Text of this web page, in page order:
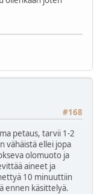
#168
petaus, tarvii 1-2
vähäistä ellei jopa
olomuoto ja
aineet ja
10 minuuttiin
ennen käsittelyä.